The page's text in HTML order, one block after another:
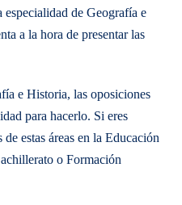
especialidad de Geografía e
a la hora de presentar las
e Historia, las oposiciones
para hacerlo. Si eres
estas áreas en la Educación
o Formación